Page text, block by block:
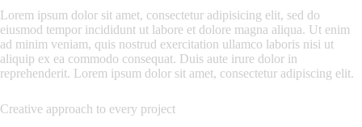
Lorem ipsum dolor sit amet, consectetur adipisicing elit, sed do
eiusmod tempor incididunt ut labore et dolore magna aliqua. Ut enim
ad minim veniam, quis nostrud exercitation ullamco laboris nisi ut
aliquip ex ea commodo consequat. Duis aute irure dolor in
reprehenderit. Lorem ipsum dolor sit amet, consectetur adipiscing elit.
Creative approach to every project